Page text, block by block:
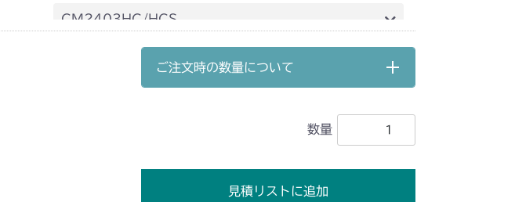
本体 FIG25 シート
CM2403HC/HCS
本体 FIG25 刈刃リンク
本体 FIG22 シート
CMX1402HC
ご注文時の数量について
数量
見積リストに追加